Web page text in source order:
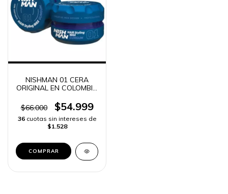
NISHMAN 01 CERA
ORIGINAL EN COLOMBIA
PROFESIONAL | ENVÍO
RÁPIDO
$66.000 $54.999
36 cuotas sin intereses de
$1.528